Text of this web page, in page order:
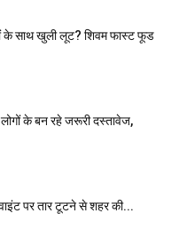
के साथ खुली लूट? शिवम फास्ट फूड
लोगों के बन रहे जरूरी दस्तावेज,
पर तार टूटने से शहर की...